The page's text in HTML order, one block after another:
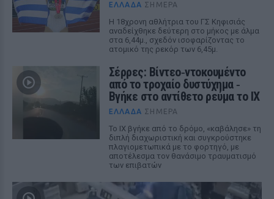
ΕΛΛΆΔΑ ΣΉΜΕΡΑ
Η 18χρονη αθλήτρια του ΓΣ Κηφισιάς
αναδείχθηκε δεύτερη στο μήκος με άλμα
στα 6,44μ., σχεδόν ισοφαρίζοντας το
ατομικό της ρεκόρ των 6,45μ.
Σέρρες: Βίντεο‑ντοκουμέντο
από το τροχαίο δυστύχημα ‑
Βγήκε στο αντίθετο ρεύμα το ΙΧ
ΕΛΛΆΔΑ ΣΉΜΕΡΑ
Το ΙΧ βγήκε από το δρόμο, «καβάλησε» τη
διπλή διαχωριστική και συγκρούστηκε
πλαγιομετωπικά με το φορτηγό, με
αποτέλεσμα τον θανάσιμο τραυματισμό
των επιβατών